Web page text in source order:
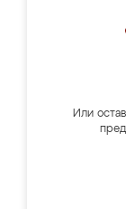
Или